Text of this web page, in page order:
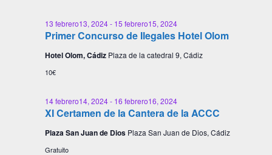
Primer Concurso de Ilegales Hotel Olom
13 febrero13, 2024- 15 febrero15, 2024
Hotel Olom, Cádiz Plaza de la catedral 9, Cádiz
10€
XI Certamen de la Cantera de la ACCC
14 febrero14, 2024- 16 febrero16, 2024
Plaza San Juan de Dios Plaza San Juan de Dios, Cádiz
Gratuito